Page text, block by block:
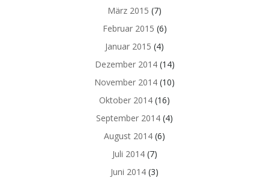
März 2015 (7)
Februar 2015 (6)
Januar 2015 (4)
Dezember 2014(14)
November 2014 (10)
Oktober 2014 (16)
September 2014 (4)
August 2014 (6)
Juli 2014(7)
Juni 2014 (3)